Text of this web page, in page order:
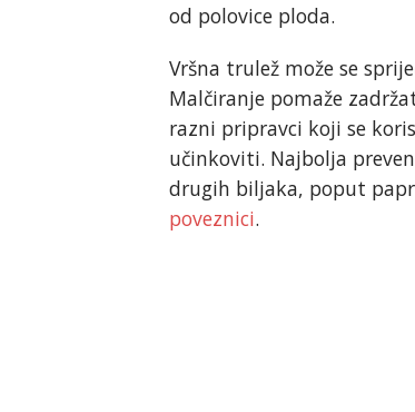
od polovice ploda.
Vršna trulež može se
Malčiranje pomaže
razni pripravci koji se
učinkoviti. Najbolja
drugih biljaka, poput
poveznici.